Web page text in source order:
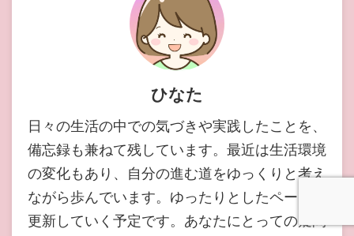
ひなた
日々の生活の中での気づきや実践したことを、
備忘録も兼ねて残しています。最近は生活環境
の変化もあり、自分の進む道をゆっくりと考え
ながら歩んでいます。ゆったりとしたペースで
更新していく予定です。あなたにとっての疑問